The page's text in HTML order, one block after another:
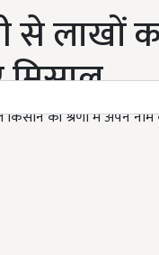
से लाखों
मिसाल
की श्रेणी में अपने नाम